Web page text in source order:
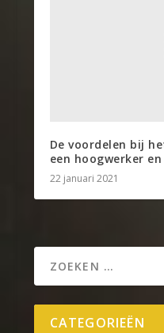
De voordelen bij
een hoogwerker
22 januari 2021
CATEGORIEËN